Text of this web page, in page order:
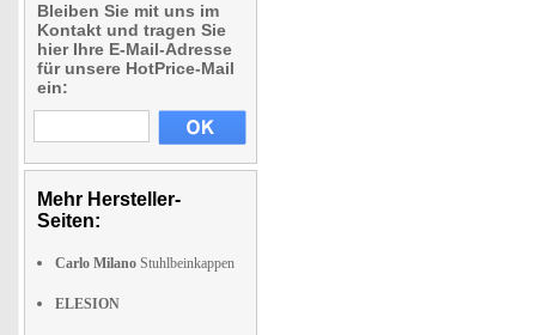
Bleiben Sie mit uns im
Kontakt und tragen Sie
hier Ihre E-Mail-Adresse
für unsere HotPrice-Mail
ein:
Mehr Hersteller-
Seiten:
Carlo Milano Stuhlbeinkappen
ELESION